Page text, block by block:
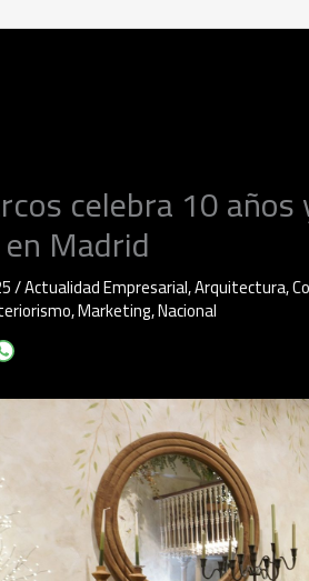
celebra 10
Madrid
/Actualidad Empresarial,Arquitectura,
,Marketing,Nacional